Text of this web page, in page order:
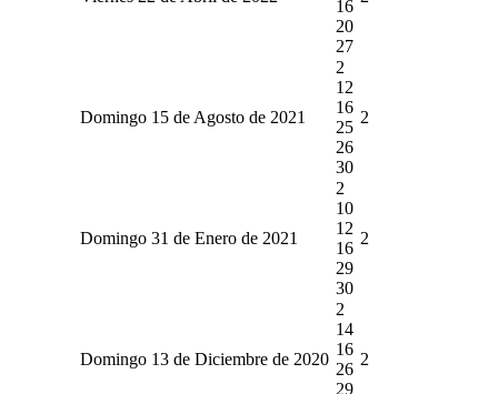
16
20
27
Domingo 15 de Agosto de 2021
2
12
16
25
26
30
2
Domingo 31 de Enero de 2021
2
10
12
16
29
30
2
Domingo 13 de Diciembre de 2020
2
14
16
26
29
2